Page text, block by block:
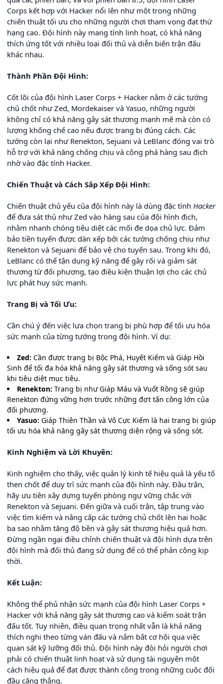
Corps kết hợp với Hacker nổi lên như một trong những
chiến thuật tối ưu cho những người chơi tham vọng đạt thứ
hạng cao. Đội hình này mang tính linh hoạt, có khả năng
thích ứng tốt với nhiều loại đối thủ và diễn biến trận đấu
khác nhau.
Thành Phần Đội Hình:
Cốt lõi của đội hình Laser Corps + Hacker nằm ở các tướng
chủ chốt như Zed, Mordekaiser và Yasuo, những người
không chỉ có khả năng gây sát thương mạnh mẽ mà còn có
lượng khống chế cao nếu được trang bị đúng cách. Các
tướng còn lại như Renekton, Sejuani và LeBlanc đóng vai trò
hỗ trợ với khả năng chống chịu và công phá hàng sau địch
nhờ vào đặc tính Hacker.
Chiến Thuật và Cách Sắp Xếp Đội Hình:
Chiến thuật chủ yếu của đội hình này là dùng đặc tính Hacker
để đưa sát thủ như Zed vào hàng sau của đội hình địch,
nhằm nhanh chóng tiêu diệt các mối đe dọa chủ lực. Đảm
bảo tiền tuyến được dàn xếp bởi các tướng chống chịu như
Renekton và Sejuani để bảo vệ cho tuyến sau. Trong khi đó,
LeBlanc có thể tận dụng kỹ năng để gây rối và giảm sát
thương từ đối phương, tạo điều kiện thuận lợi cho các chủ
lực phát huy sức mạnh.
Trang Bị và Tối Ưu:
Cần chú ý đến việc lựa chọn trang bị phù hợp để tối ưu hóa
sức mạnh của từng tướng trong đội hình. Ví dụ:
Zed: Cần được trang bị Bộc Phá, Huyết Kiếm và Giáp Hồi
Sinh để tối đa hóa khả năng gây sát thương và sống sót sau
khi tiêu diệt mục tiêu.
Renekton: Trang bị như Giáp Máu và Vuốt Rồng sẽ giúp
Renekton đứng vững hơn trước những đợt tấn công lớn của
đối phương.
Yasuo: Giáp Thiên Thần và Vô Cực Kiếm là hai trang bị giúp
tối ưu hóa khả năng gây sát thương diện rộng và sống sót.
Kinh Nghiệm và Lời Khuyên:
Kinh nghiệm cho thấy, việc quản lý kinh tế hiệu quả là yếu tố
then chốt để duy trì sức mạnh của đội hình này. Đầu trận,
hãy ưu tiên xây dựng tuyến phòng ngự vững chắc với
Renekton và Sejuani. Đến giữa và cuối trận, tập trung vào
việc tìm kiếm và nâng cấp các tướng chủ chốt lên hai hoặc
ba sao nhằm tăng độ bền và gây sát thương hiệu quả hơn.
Đừng ngần ngại điều chỉnh chiến thuật và đội hình dựa trên
đội hình mà đối thủ đang sử dụng để có thể phản công kịp
thời.
Kết Luận:
Không thể phủ nhận sức mạnh của đội hình Laser Corps +
Hacker với khả năng gây sát thương cao và kiểm soát trận
đấu tốt. Tuy nhiên, điều quan trọng nhất vẫn là khả năng
thích nghi theo từng ván đấu và nắm bắt cơ hội qua việc
quan sát kỹ lưỡng đối thủ. Đội hình này đòi hỏi người chơi
phải có chiến thuật linh hoạt và sử dụng tài nguyên một
cách hiệu quả để đạt được thành công trong những cuộc đối
đầu căng thẳng.